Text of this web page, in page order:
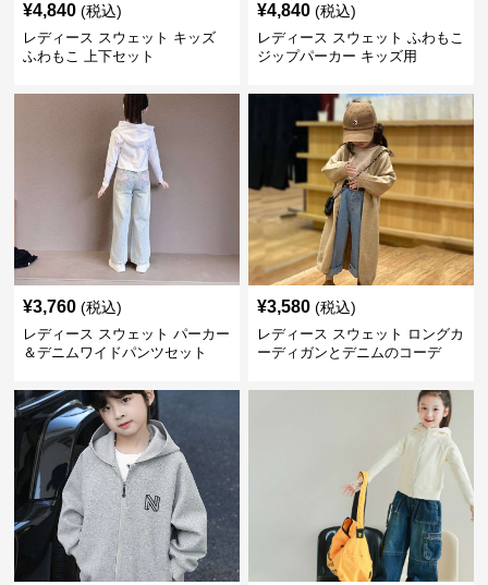
¥4,840 (税込)
レディース スウェット キッズ
ふわもこ 上下セット
¥4,840 (税込)
レディース スウェット ふわもこ
ジップパーカー キッズ用
¥3,760 (税込)
レディース スウェット パーカー
＆デニムワイドパンツセット
¥3,580 (税込)
レディース スウェット ロングカ
ーディガンとデニムのコーデ